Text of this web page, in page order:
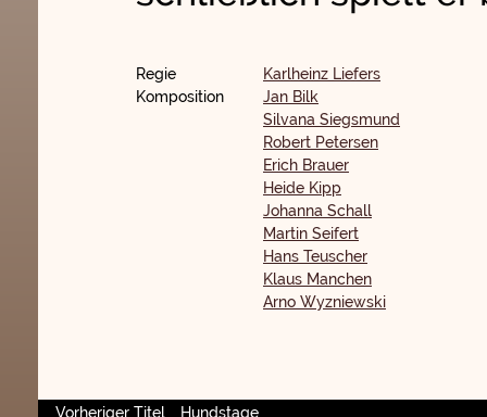
Regie
Karlheinz Liefers
Komposition
Jan Bilk
Silvana Siegsmund
Robert Petersen
Erich Brauer
Heide Kipp
Johanna Schall
Martin Seifert
Hans Teuscher
Klaus Manchen
Arno Wyzniewski
Vorheriger Titel Hundstage